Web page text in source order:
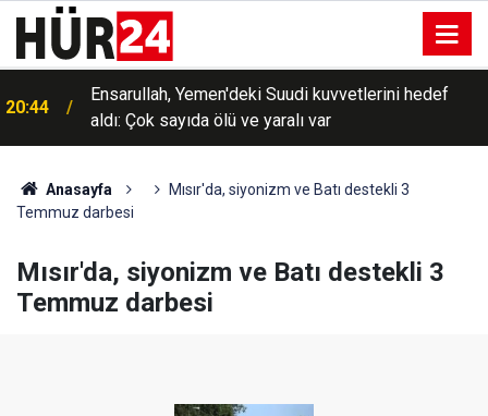
20:44
Ensarullah, Yemen'deki Suudi kuvvetlerini hedef
aldı: Çok sayıda ölü ve yaralı var
Anasayfa
Mısır'da, siyonizm ve Batı destekli 3
Temmuz darbesi
Mısır'da, siyonizm ve Batı destekli 3
Temmuz darbesi